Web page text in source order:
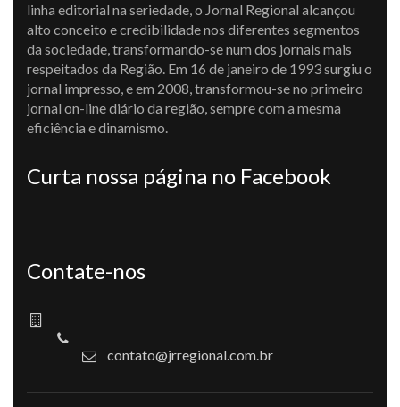
linha editorial na seriedade, o Jornal Regional alcançou
alto conceito e credibilidade nos diferentes segmentos
da sociedade, transformando-se num dos jornais mais
respeitados da Região. Em 16 de janeiro de 1993 surgiu o
jornal impresso, e em 2008, transformou-se no primeiro
jornal on-line diário da região, sempre com a mesma
eficiência e dinamismo.
Curta nossa página no Facebook
Contate-nos
contato@jrregional.com.br